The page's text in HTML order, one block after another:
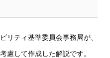
リティ基準委員会事務局が、
慮して作成した解説です。